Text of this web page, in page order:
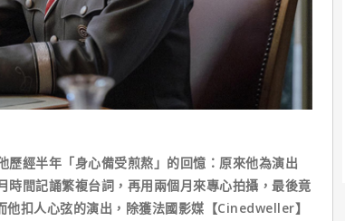
歷經半年「身心備受煎熬」的回憶：原來他為演出
時間記誦繁複台詞，再用兩個月來專心拍攝，最後竟
扣人心弦的演出，除獲法國影媒【Cinedweller】